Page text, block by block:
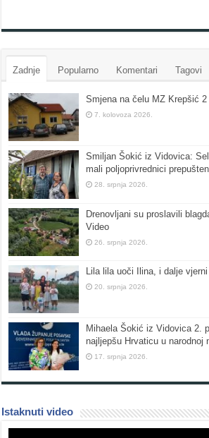
Zadnje Popularno Komentari Tagovi
Smjena na čelu MZ Krepšić 2
7. kolovoza 2026.
Smiljan Šokić iz Vidovica:
mali poljoprivrednici
28. srpnja 2026.
Drenovljani su proslavili
Video
26. srpnja 2026.
Lila lila uoči Ilina, i dalje
20. srpnja 2026.
Mihaela Šokić iz Vidovica 2.
najljepšu Hrvaticu u narodnoj
17. srpnja 2026.
Istaknuti video